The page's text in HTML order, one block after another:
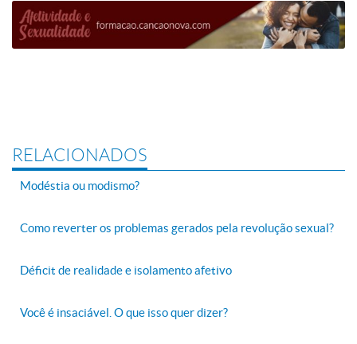
RELACIONADOS
Modéstia ou modismo?
Como reverter os problemas gerados pela revolução sexual?
Déficit de realidade e isolamento afetivo
Você é insaciável. O que isso quer dizer?